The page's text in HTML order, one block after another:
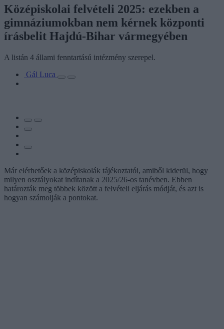
Középiskolai felvételi 2025: ezekben a
gimnáziumokban nem kérnek központi
írásbelit Hajdú-Bihar vármegyében
A listán 4 állami fenntartású intézmény szerepel.
Gál Luca
Már elérhetőek a középiskolák tájékoztatói, amiből kiderül, hogy
milyen osztályokat indítanak a 2025/26-os tanévben. Ebben
határozták meg többek között a felvételi eljárás módját, és azt is
hogyan számolják a pontokat.